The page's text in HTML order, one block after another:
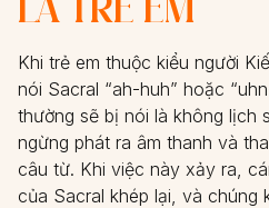
Khi trẻ em thuộc kiểu người
nói Sacral “ah-huh” hoặc
thường sẽ bị nói là không lịch
ngừng phát ra âm thanh và
câu từ. Khi việc này xảy ra,
của Sacral khép lại, và chúng